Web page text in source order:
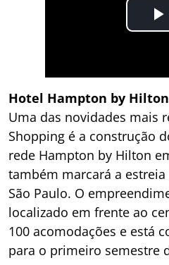
Hotel Hampton by Hilton
Uma das novidades mais
Shopping é a construção
rede Hampton by Hilton
também marcará a
São Paulo. O
localizado em frente ao
100 acomodações e está
para o primeiro semestre